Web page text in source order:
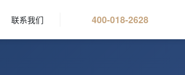
联系我们 400-018-2628